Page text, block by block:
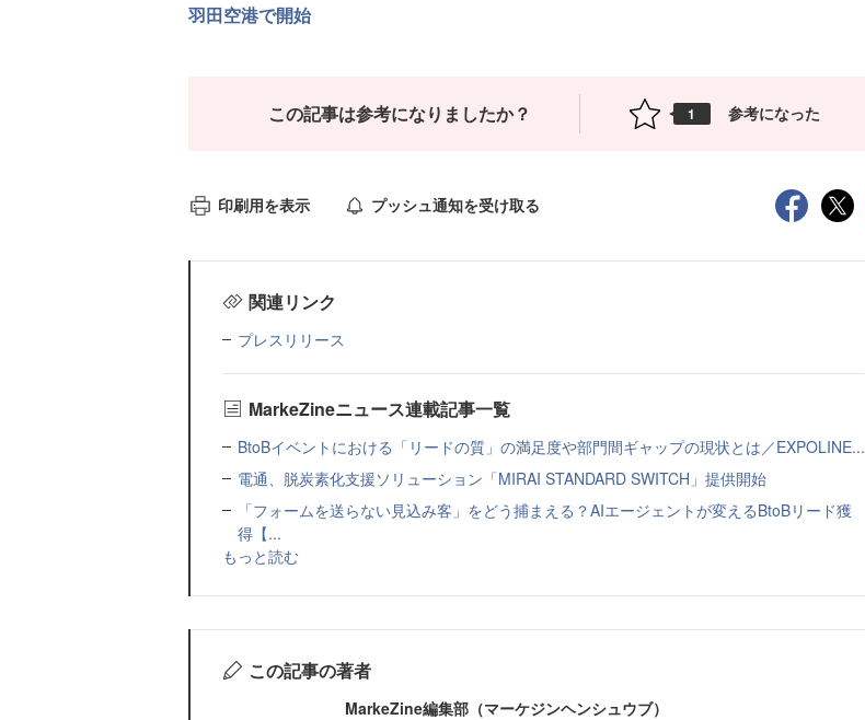
羽田空港で開始
この記事は参考になりましたか？ 1 参考になった
印刷用を表示 プッシュ通知を受け取る
関連リンク
プレスリリース
MarkeZineニュース連載記事一覧
BtoBイベントにおける「リードの質」の満足度や部門間ギャップの現状とは／EXPOLINE...
電通、脱炭素化支援ソリューション「MIRAI STANDARD SWITCH」提供開始
「フォームを送らない見込み客」をどう捕まえる？AIエージェントが変えるBtoBリード獲
得【...
もっと読む
この記事の著者
MarkeZine編集部（マーケジンヘンシュウブ）